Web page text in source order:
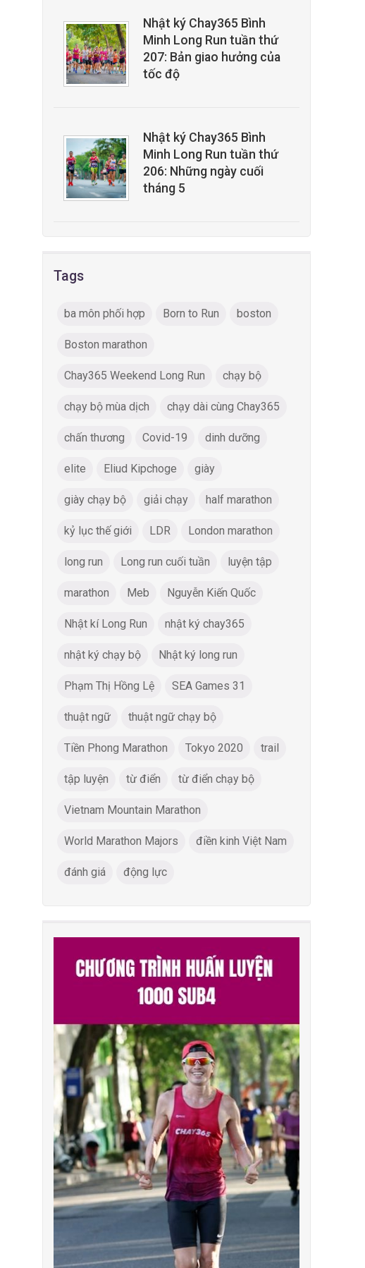
Nhật ký Chay365 Bình
Minh Long Run tuần thứ
207: Bản giao hưởng của
tốc độ
Nhật ký Chay365 Bình
Minh Long Run tuần thứ
206: Những ngày cuối
tháng 5
Tags
ba môn phối hợp Born to Run boston
Boston marathon
Chay365 Weekend Long Run chạy bộ
chạy bộ mùa dịch chạy dài cùng Chay365
chấn thương Covid-19 dinh dưỡng
elite Eliud Kipchoge giày
giày chạy bộ giải chạy half marathon
kỷ lục thế giới LDR London marathon
long run Long run cuối tuần luyện tập
marathon Meb Nguyễn Kiến Quốc
Nhật kí Long Run nhật ký chay365
nhật ký chạy bộ Nhật ký long run
Phạm Thị Hồng Lệ SEA Games 31
thuật ngữ thuật ngữ chạy bộ
Tiền Phong Marathon Tokyo 2020 trail
tập luyện từ điển từ điển chạy bộ
Vietnam Mountain Marathon
World Marathon Majors điền kinh Việt Nam
đánh giá động lực